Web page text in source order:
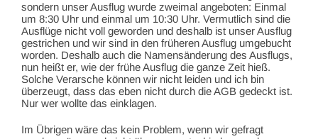
sondern unser Ausflug wurde zweimal angeboten: Einmal
um 8:30 Uhr und einmal um 10:30 Uhr. Vermutlich sind die
Ausflüge nicht voll geworden und deshalb ist unser Ausflug
gestrichen und wir sind in den früheren Ausflug umgebucht
worden. Deshalb auch die Namensänderung des Ausflugs,
nun heißt er, wie der frühe Ausflug die ganze Zeit hieß.
Solche Verarsche können wir nicht leiden und ich bin
überzeugt, dass das eben nicht durch die AGB gedeckt ist.
Nur wer wollte das einklagen.
Im Übrigen wäre das kein Problem, wenn wir gefragt